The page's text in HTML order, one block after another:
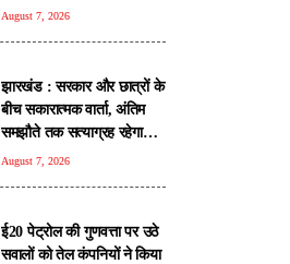
सभी शर्तें
August 7, 2026
झारखंड : सरकार और छात्रों के
बीच सकारात्मक वार्ता, अंतिम
समझौते तक सत्याग्रह रहेगा
जारी
August 7, 2026
ई20 पेट्रोल की गुणवत्ता पर उठे
सवालों को तेल कंपनियों ने किया